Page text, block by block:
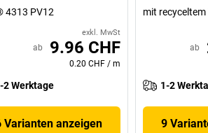
4313 PV12
exkl. MwSt
ab 9.96 CHF
0.20 CHF /m
2 Werktage
Varianten anzeigen
mit
ab
1-2
9